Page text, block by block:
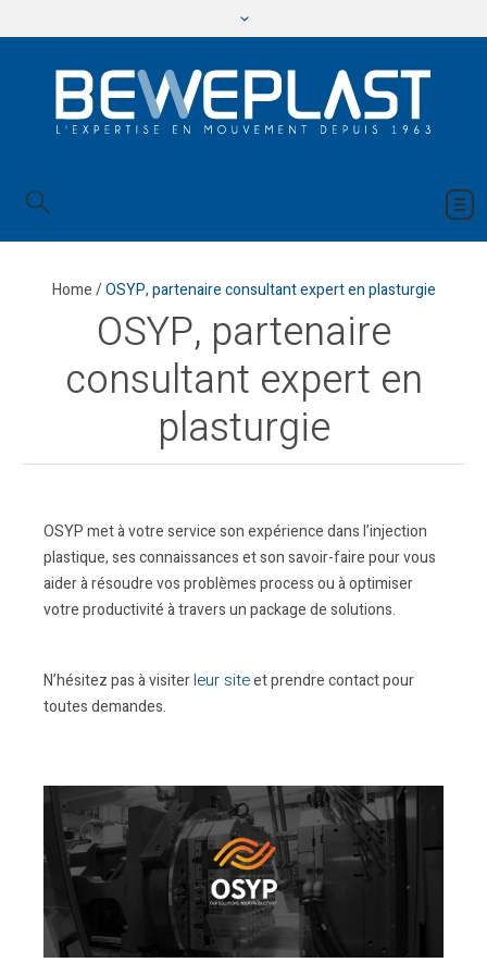
Home/OSYP, partenaire consultant expert en plasturgie
OSYP, partenaire
consultant expert en
plasturgie
OSYP met à votre service son expérience dans l’injection
plastique, ses connaissances et son savoir-faire pour vous
aider à résoudre vos problèmes process ou à optimiser
votre productivité à travers un package de solutions.
N’hésitez pas à visiterleur siteet prendre contact pour
toutes demandes.